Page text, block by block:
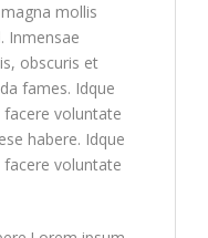
mollis
Inmensae
obscuris et
fames. Idque
facere voluntate
habere. Idque
facere voluntate